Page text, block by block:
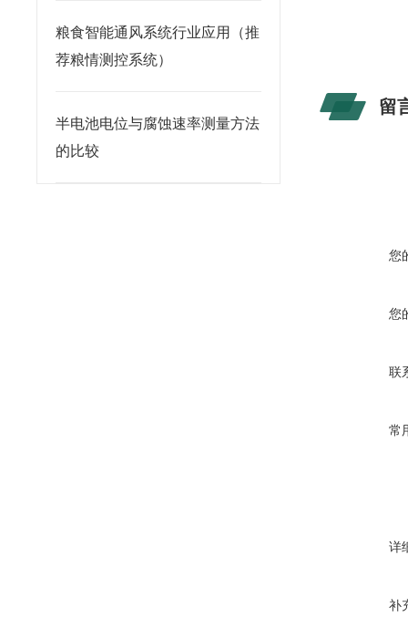
粮食智能通风系统行业应用（推
荐粮情测控系统）
半电池电位与腐蚀速率测量方法
的比较
留
您
您
联
常
详
补